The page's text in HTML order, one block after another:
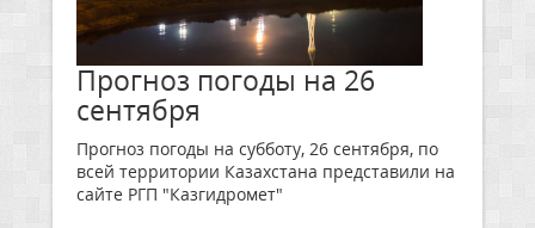
Прогноз погоды на 26
сентября
Прогноз погоды на субботу, 26 сентября, по
всей территории Казахстана представили на
сайте РГП "Казгидромет"